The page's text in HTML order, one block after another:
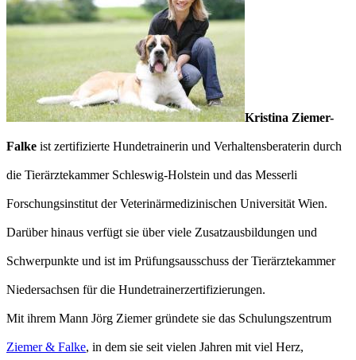
Kristina Ziemer-
Falke ist zertifizierte Hundetrainerin und Verhaltensberaterin durch
die Tierärztekammer Schleswig-Holstein und das Messerli
Forschungsinstitut der Veterinärmedizinischen Universität Wien.
Darüber hinaus verfügt sie über viele Zusatzausbildungen und
Schwerpunkte und ist im Prüfungsausschuss der Tierärztekammer
Niedersachsen für die Hundetrainerzertifizierungen.
Mit ihrem Mann Jörg Ziemer gründete sie das Schulungszentrum
Ziemer & Falke, in dem sie seit vielen Jahren mit viel Herz,